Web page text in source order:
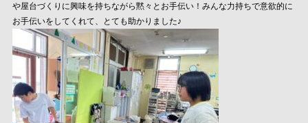
や屋台づくりに興味を持ちながら黙々とお手伝い！みんな力持ちで意欲的に
お手伝いをしてくれて、とても助かりました♪